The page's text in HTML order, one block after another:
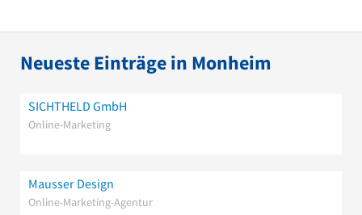
Neueste Einträge in Monheim
SICHTHELD GmbH
Online-Marketing
Mausser Design
Online-Marketing-Agentur